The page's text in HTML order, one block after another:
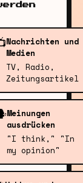
Nachrichten und
Medien
TV, Radio,
Zeitungsartikel
Meinungen
ausdrücken
"I think," "In
my opinion"